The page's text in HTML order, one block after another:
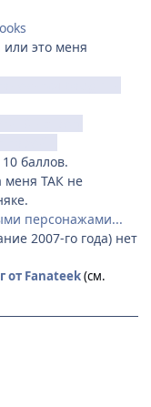
или это меня
баллов.
меня ТАК не
персонажами...
2007-го года) нет
от Fanateek(см.